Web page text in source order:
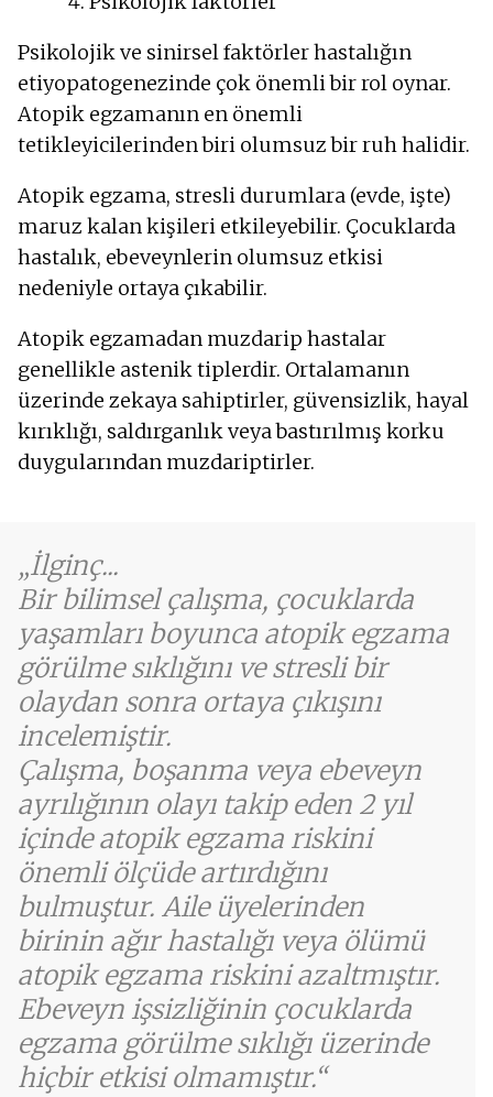
Psikolojik ve sinirsel faktörler hastalığın
etiyopatogenezinde çok önemli bir rol oynar.
Atopik egzamanın en önemli
tetikleyicilerinden biri olumsuz bir ruh halidir.
Atopik egzama, stresli durumlara (evde, işte)
maruz kalan kişileri etkileyebilir. Çocuklarda
hastalık, ebeveynlerin olumsuz etkisi
nedeniyle ortaya çıkabilir.
Atopik egzamadan muzdarip hastalar
genellikle astenik tiplerdir. Ortalamanın
üzerinde zekaya sahiptirler, güvensizlik, hayal
kırıklığı, saldırganlık veya bastırılmış korku
duygularından muzdariptirler.
İlginç...
Bir bilimsel çalışma, çocuklarda
yaşamları boyunca atopik egzama
görülme sıklığını ve stresli bir
olaydan sonra ortaya çıkışını
incelemiştir.
Çalışma, boşanma veya ebeveyn
ayrılığının olayı takip eden 2 yıl
içinde atopik egzama riskini
önemli ölçüde artırdığını
bulmuştur. Aile üyelerinden
birinin ağır hastalığı veya ölümü
atopik egzama riskini azaltmıştır.
Ebeveyn işsizliğinin çocuklarda
egzama görülme sıklığı üzerinde
hiçbir etkisi olmamıştır.